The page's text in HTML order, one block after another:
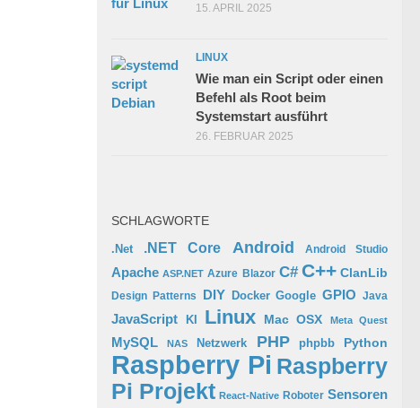
15. APRIL 2025
LINUX
Wie man ein Script oder einen
Befehl als Root beim
Systemstart ausführt
26. FEBRUAR 2025
SCHLAGWORTE
.Net .NET Core Android Android Studio
Apache ASP.NET Azure Blazor C# C++ ClanLib
Design Patterns DIY Docker Google GPIO Java
JavaScript KI Linux Mac OSX Meta Quest
MySQL NAS Netzwerk PHP phpbb Python
Raspberry Pi Raspberry
Pi Projekt React-Native Roboter Sensoren